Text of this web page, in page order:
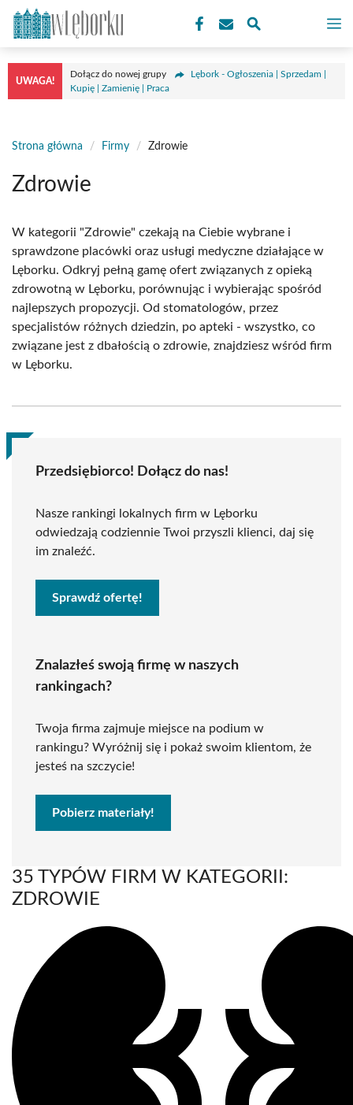
Przejdź
treści
UWAGA!
Dołącz do nowej grupy
Lębork - Ogłoszenia | Sprzedam |
Kupię | Zamienię | Praca
Strona główna / Firmy / Zdrowie
Zdrowie
W kategorii "Zdrowie" czekają na Ciebie wybrane i
sprawdzone placówki oraz usługi medyczne działające w
Lęborku. Odkryj pełną gamę ofert związanych z opieką
zdrowotną w Lęborku, porównując i wybierając spośród
najlepszych propozycji. Od stomatologów, przez
specjalistów różnych dziedzin, po apteki - wszystko, co
związane jest z dbałością o zdrowie, znajdziesz wśród firm
w Lęborku.
Przedsiębiorco! Dołącz do nas!
Nasze rankingi lokalnych firm w Lęborku
odwiedzają codziennie Twoi przyszli klienci, daj się
im znaleźć.
Sprawdź ofertę!
Znalazłeś swoją firmę w naszych
rankingach?
Twoja firma zajmuje miejsce na podium w
rankingu? Wyróżnij się i pokaż swoim klientom, że
jesteś na szczycie!
Pobierz materiały!
35 TYPÓW FIRM W KATEGORII:
ZDROWIE